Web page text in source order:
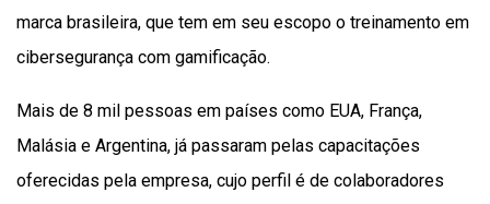
marca brasileira, que tem em seu escopo o treinamento em
cibersegurança com gamificação.
Mais de 8 mil pessoas em países como EUA, França,
Malásia e Argentina, já passaram pelas capacitações
oferecidas pela empresa, cujo perfil é de colaboradores